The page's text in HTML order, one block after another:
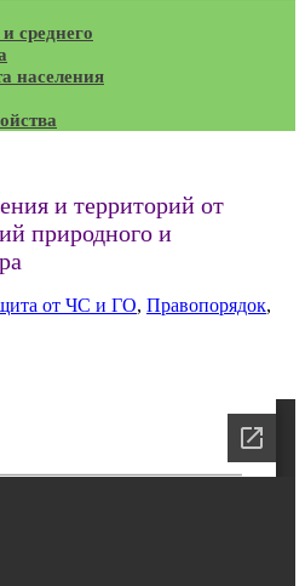
среднего
населения
и территорий от
природного и
от ЧС и ГО, Правопорядок,